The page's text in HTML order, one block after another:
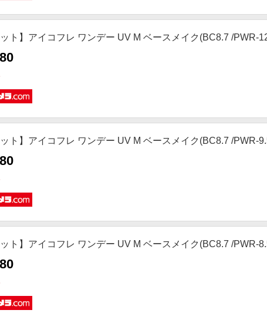
ット】アイコフレ ワンデー UV M ベースメイク(BC8.7 /PWR-
ット】アイコフレ ワンデー UV M ベースメイク(BC8.7 /PWR-
ット】アイコフレ ワンデー UV M ベースメイク(BC8.7 /PWR-